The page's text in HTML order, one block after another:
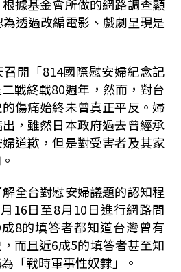
據基金會所做的網路調查顯
透過改編電影、戲劇呈現是
開「814國際慰安婦紀念記
戰終戰80週年，然而，對台
傷痛始終未曾真正平反。婦
，雖然日本政府過去曾經承
道歉，但是對受害者及其家
全台對慰安婦議題的認知程
16日至8月10日進行網路問
8的填答者都知道台灣曾有
，而且近6成5的填答者甚至知
「戰時軍事性奴隸」。